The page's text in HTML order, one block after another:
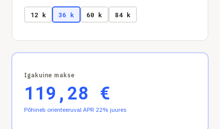
12 k 36 k 60 k 84 k
Igakuine makse
119,28 €
Põhineb orienteeruval APR 22% juures